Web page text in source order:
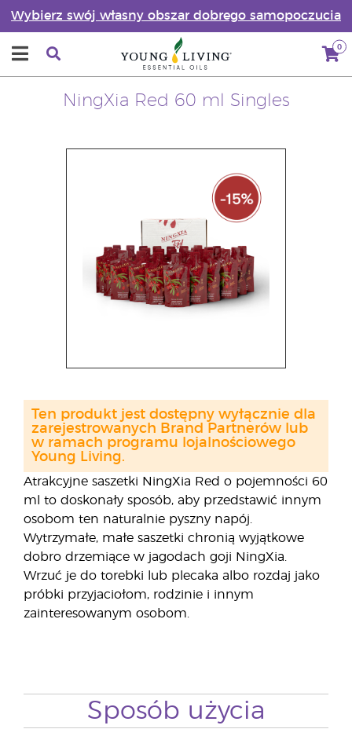
Wybierz swój własny obszar dobrego samopoczucia
0
NingXia Red 60 ml Singles
Atrakcyjne saszetki NingXia Red o pojemności 60
ml to doskonały sposób, aby przedstawić innym
osobom ten naturalnie pyszny napój.
Wytrzymałe, małe saszetki chronią wyjątkowe
dobro drzemiące w jagodach goji NingXia.
Wrzuć je do torebki lub plecaka albo rozdaj jako
próbki przyjaciołom, rodzinie i innym
zainteresowanym osobom.
Ten produkt jest dostępny wyłącznie dla
zarejestrowanych Brand Partnerów lub
w ramach programu lojalnościowego
Young Living.
Sposób użycia